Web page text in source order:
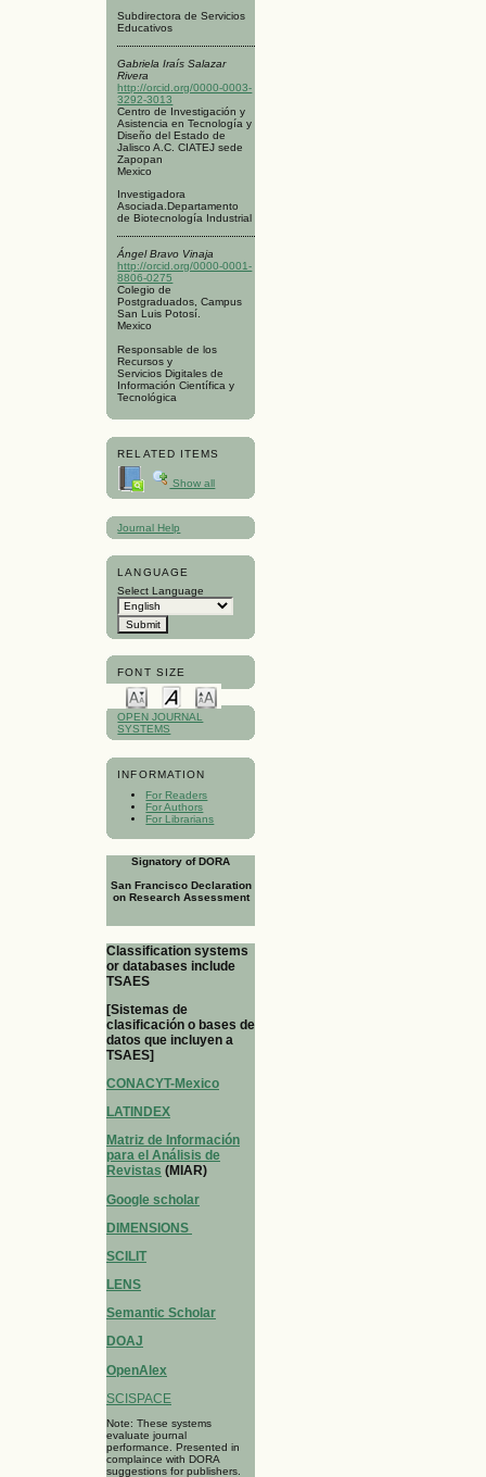
Subdirectora de Servicios
Educativos
Gabriela Iraís Salazar
Rivera
http://orcid.org/0000-0003-
3292-3013
Centro de Investigación y
Asistencia en Tecnología y
Diseño del Estado de
Jalisco A.C. CIATEJ sede
Zapopan
Mexico
Investigadora
Asociada.Departamento
de Biotecnología Industrial
Ángel Bravo Vinaja
http://orcid.org/0000-0001-
8806-0275
Colegio de
Postgraduados, Campus
San Luis Potosí.
Mexico
Responsable de los
Recursos y
Servicios Digitales de
Información Científica y
Tecnológica
RELATED ITEMS
Show all
Journal Help
LANGUAGE
Select Language
FONT SIZE
OPEN JOURNAL
SYSTEMS
INFORMATION
For Readers
For Authors
For Librarians
Signatory of DORA
San Francisco Declaration
on Research Assessment
Classification systems
or databases include
TSAES
[Sistemas de
clasificación o bases de
datos que incluyen a
TSAES]
CONACYT-Mexico
LATINDEX
Matriz de Información
para el Análisis de
Revistas (MIAR)
Google scholar
DIMENSIONS
SCILIT
LENS
Semantic Scholar
DOAJ
OpenAlex
SCISPACE
Note: These systems
evaluate journal
performance. Presented in
complaince with DORA
suggestions for publishers.